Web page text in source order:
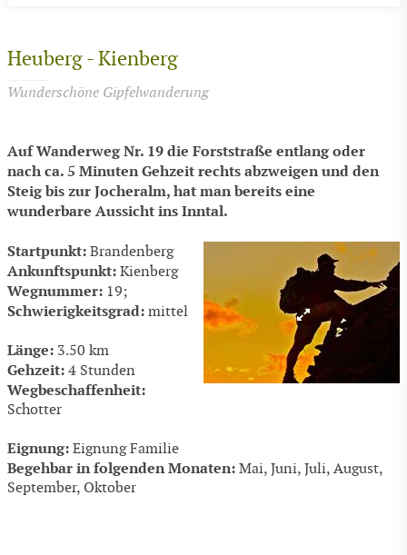
Heuberg - Kienberg
Wunderschöne Gipfelwanderung
Auf Wanderweg Nr. 19 die Forststraße entlang oder
nach ca. 5 Minuten Gehzeit rechts abzweigen und den
Steig bis zur Jocheralm, hat man bereits eine
wunderbare Aussicht ins Inntal.
Startpunkt: Brandenberg
Ankunftspunkt: Kienberg
Wegnummer: 19;
Schwierigkeitsgrad: mittel
Länge: 3.50 km
Gehzeit: 4 Stunden
Wegbeschaffenheit:
Schotter
Eignung: Eignung Familie
Begehbar in folgenden Monaten: Mai, Juni, Juli, August,
September, Oktober